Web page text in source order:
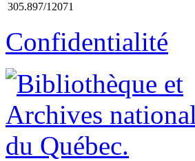
305.897/12071
Confidentialité